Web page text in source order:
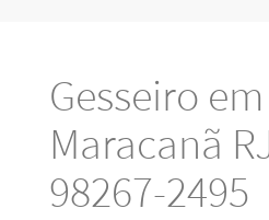
Gesseiro em
Maracanã
98267-2495